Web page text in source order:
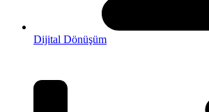
Dijital Dönüşüm